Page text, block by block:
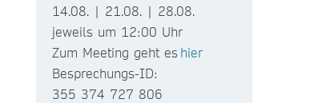
14.08. | 21.08. | 28.08.
jeweils um 12:00 Uhr
Zum Meeting geht eshier
Besprechungs-ID:
355 374 727 806